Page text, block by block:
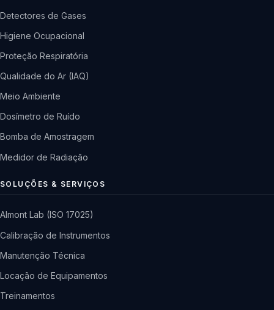
Detectores de Gases
Higiene Ocupacional
Proteção Respiratória
Qualidade do Ar (IAQ)
Meio Ambiente
Dosímetro de Ruído
Bomba de Amostragem
Medidor de Radiação
SOLUÇÕES & SERVIÇOS
Almont Lab (ISO 17025)
Calibração de Instrumentos
Manutenção Técnica
Locação de Equipamentos
Treinamentos